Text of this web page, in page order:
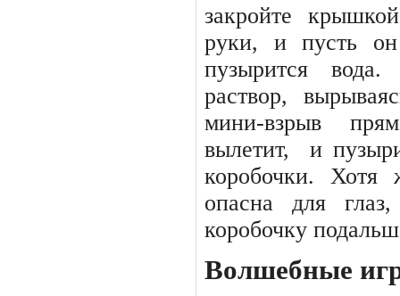
закройте
руки, и пусть он
пузырится
раствор,
мини-взрыв
вылетит,
и
коробочки. Хотя
опасна для
коробочку
Волшебные